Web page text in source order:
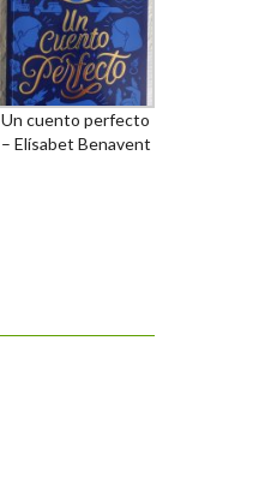
Un cuento perfecto
– Elísabet Benavent